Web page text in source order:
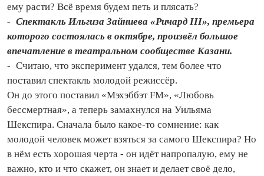
ему расти? Всё время будем петь и плясать?
- Спектакль Ильгиза Зайниева «Ричард III», премьера
которого состоялась в октябре, произвёл большое
впечатление в театральном сообществе Казани.
- Считаю, что эксперимент удался, тем более что
поставил спектакль молодой режиссёр.
Он до этого поставил «Мэхэббэт FM», «Любовь
бессмертная», а теперь замахнулся на Уильяма
Шекспира. Сначала было какое‑то сомнение: как
молодой человек может взяться за самого Шекспира? Но
в нём есть хорошая черта - он идёт напропалую, ему не
важно, кто и что скажет, он знает и делает своё дело,